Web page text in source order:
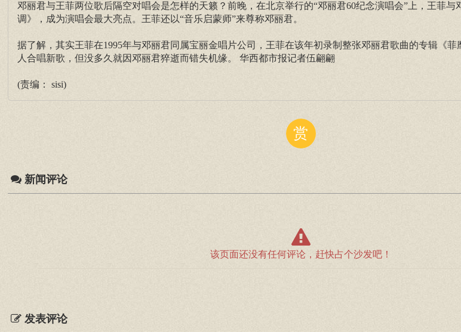
邓丽君与王菲两位歌后隔空对唱会是怎样的天籁？前晚，在北京举行的“邓丽君60纪念演唱会”上，王菲与
调》，成为演唱会最大亮点。王菲还以“音乐启蒙师”来尊称邓丽君。
据了解，其实王菲在1995年与邓丽君同属宝丽金唱片公司，王菲在该年初录制整张邓丽君歌曲的专辑《
人合唱新歌，但没多久就因邓丽君猝逝而错失机缘。 华西都市报记者伍翩翩
(责编： sisi)
赏
新闻评论
该页面还没有任何评论，赶快占个沙发吧！
发表评论